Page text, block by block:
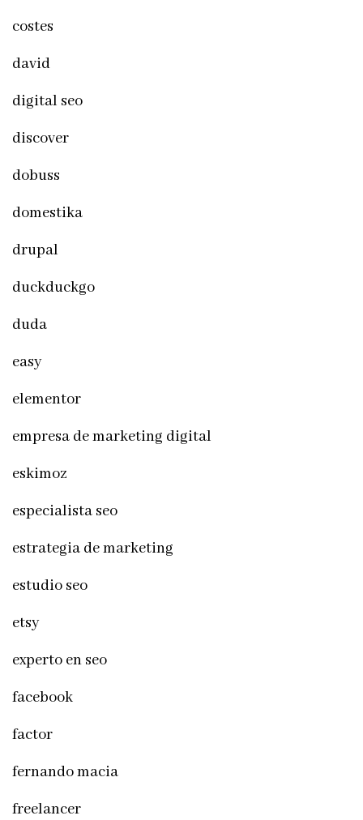
costes
david
digital seo
discover
dobuss
domestika
drupal
duckduckgo
duda
easy
elementor
empresa de marketing digital
eskimoz
especialista seo
estrategia de marketing
estudio seo
etsy
experto en seo
facebook
factor
fernando macia
freelancer